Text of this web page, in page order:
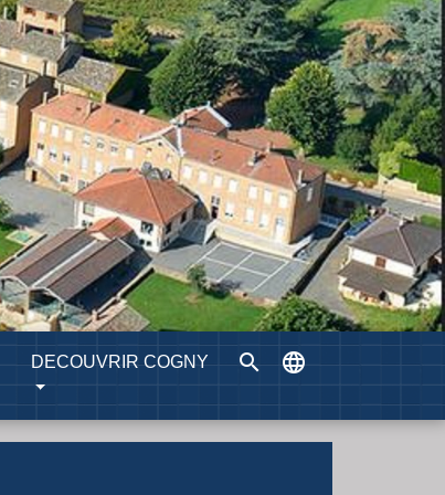
DECOUVRIR COGNY search language